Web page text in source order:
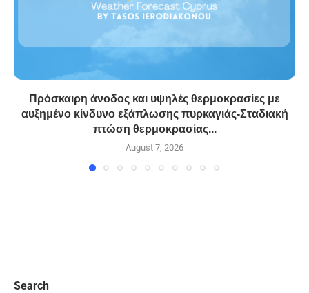
Πρόσκαιρη άνοδος και υψηλές θερμοκρασίες με
αυξημένο κίνδυνο εξάπλωσης πυρκαγιάς-Σταδιακή
πτώση θερμοκρασίας...
August 7, 2026
Search